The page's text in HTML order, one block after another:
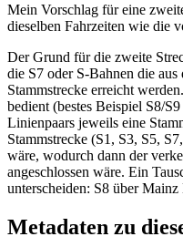
Mein Vorschlag für eine
dieselben Fahrzeiten wie die
Der Grund für die zweite
die S7 oder S-Bahnen die
Stammstrecke erreicht
bedient (bestes Beispiel S8/
Linienpaars jeweils eine
Stammstrecke (S1, S3, S5,
wäre, wodurch dann der
angeschlossen wäre. Ein
unterscheiden: S8 über
Metadaten zu